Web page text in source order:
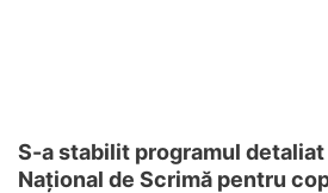
S-a stabilit programul
Național de Scrimă pentru